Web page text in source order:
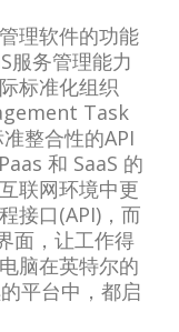
理软件的功能
服务管理能力
标准化组织
Task
整合性的API
和 SaaS 的
联网环境中更
接口(API)，而
面，让工作得
脑在英特尔的
平台中，都启